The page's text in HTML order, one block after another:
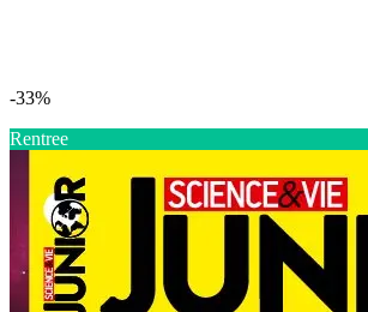
-33%
Rentree